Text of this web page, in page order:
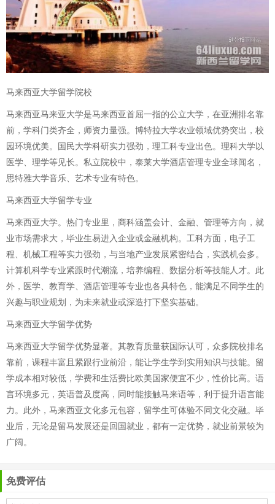
马来西亚大学留学院校
马来西亚马来亚大学是马来西亚首屈一指的公立大学，在亚洲排名靠
前，学科门类齐全，师资力量强。博特拉大学农业领域优势突出，校
园环境优美。国民大学科研实力强劲，理工科专业出色。理科大学以
医学、理学等见长。私立院校中，泰莱大学酒店管理专业全球闻名，
思特雅大学音乐、艺术专业有特色。
马来西亚大学留学专业
马来西亚大学。热门专业里，商科涵盖会计、金融、管理等方向，就
业市场需求大，毕业生易进入企业或金融机构。工科方面，电子工
程、机械工程等实力强劲，与当地产业发展紧密结合，实践机会多。
计算机科学专业紧跟时代潮流，培养编程、数据分析等技能人才。此
外，医学、教育学、酒店管理等专业也各具特色，能满足不同学生的
兴趣与职业规划，为未来就业或深造打下坚实基础。
马来西亚大学留学优势
马来西亚大学留学优势显著。其教育质量获国际认可，众多院校排名
靠前，课程丰富且紧跟行业前沿，能让学生学到实用知识与技能。留
学成本相对较低，学费和生活费比欧美国家便宜不少，性价比高。语
言环境多元，英语普及度高，同时能接触马来语等，利于提升语言能
力。此外，马来西亚文化多元包容，留学生可体验不同文化交融。毕
业后，无论是留马发展还是回国就业，都有一定优势，就业前景较为
广阔。
免费评估